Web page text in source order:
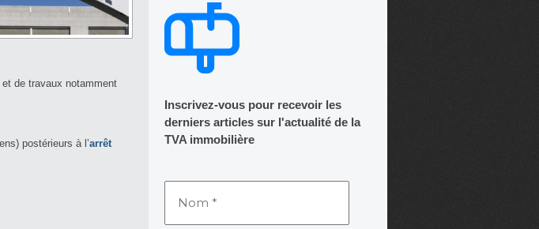
de travaux notamment
postérieurs à l’arrêt
Inscrivez-vous pour recevoir les
derniers articles sur l'actualité de la
TVA immobilière